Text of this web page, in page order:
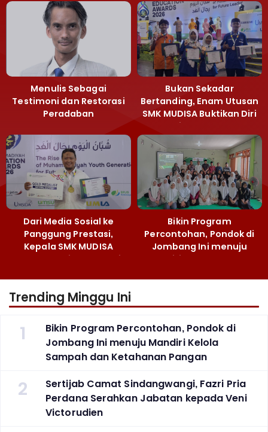
Menulis Sebagai
Testimoni dan Restorasi
Peradaban
Bukan Sekadar
Bertanding, Enam Utusan
SMK MUDISA Buktikan Diri
di MEA 2026
Dari Media Sosial ke
Panggung Prestasi,
Kepala SMK MUDISA
Irvandy Andriansyah Raih
Bikin Program
Percontohan, Pondok di
Jombang Ini menuju
Mandiri Kelola Sampah
Trending Minggu Ini
1
Bikin Program Percontohan, Pondok di
Jombang Ini menuju Mandiri Kelola
Sampah dan Ketahanan Pangan
2
Sertijab Camat Sindangwangi, Fazri Pria
Perdana Serahkan Jabatan kepada Veni
Victorudien